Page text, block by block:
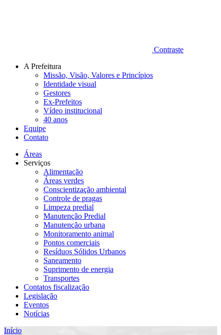
Contraste
A Prefeitura
Missão, Visão, Valores e Princípios
Identidade visual
Gestores
Ex-Prefeitos
Vídeo institucional
40 anos
Equipe
Contato
Áreas
Serviços
Alimentação
Áreas verdes
Conscientização ambiental
Controle de pragas
Limpeza predial
Manutenção Predial
Manutenção urbana
Monitoramento animal
Pontos comerciais
Resíduos Sólidos Urbanos
Saneamento
Suprimento de energia
Transportes
Contatos fiscalização
Legislação
Eventos
Notícias
Início